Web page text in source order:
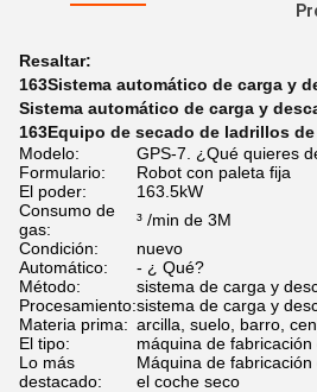
Resaltar:
163Sistema automático de carga y
Sistema automático de carga y
163Equipo de secado de ladrillos de
Modelo:
GPS-7. ¿Qué quieres
Formulario:
Robot con paleta fija
El poder:
163.5kW
Consumo de
gas:
³ /min de 3M
Condición:
nuevo
Automático:
- ¿ Qué?
Método:
sistema de carga y
Procesamiento:sistema de carga y
Materia prima: arcilla, suelo, barro,
El tipo:
máquina de
Lo más
destacado:
Máquina de
el coche seco